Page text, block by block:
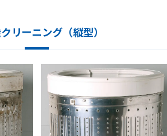
リーニング（縦型）